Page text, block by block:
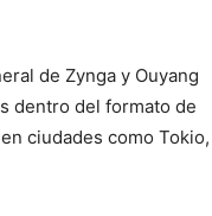
de Zynga y Ouyang
dentro del formato de
ciudades como Tokio,